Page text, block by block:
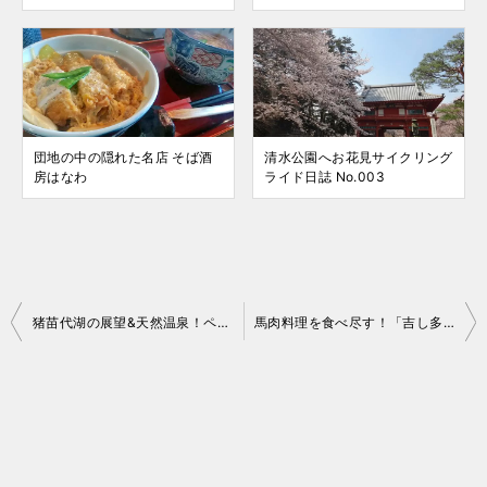
団地の中の隠れた名店 そば酒
房はなわ
清水公園へお花見サイクリング
ライド日誌 No.003
投
猪苗代湖の展望&天然温泉！ペンション KOGETSU さん 馬肉料理を食べ尽す！「吉し多（よした）」さん